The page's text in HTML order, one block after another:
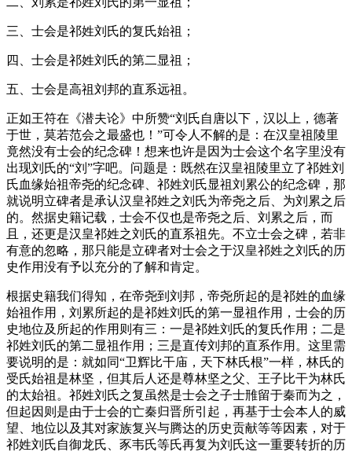
三、士会是祁姓刘氏的复氏始祖；
四、士会是祁姓刘氏的第二显祖；
五、士会是高祖刘邦的直系远祖。
正如王符在《潜夫论》中所赞“刘氏自唐以下，汉以上，德著
于世，莫若范会之最盛也！”可令人不解的是：在汉皇祖陵里
竟然没有士会的纪念碑！想来也许是因为士会这个名字里没有
出现刘氏的“刘”字吧。问题是：既然在汉皇祖陵里立了祁姓刘
氏血缘始祖帝尧的纪念碑、祁姓刘氏显祖刘累公的纪念碑，那
就说明立碑者是承认汉皇祁姓之刘氏为帝尧之后、为刘累之后
的。然据史籍记载，士会不仅也是帝尧之后、刘累之后，而
且，还更是汉皇祁姓之刘氏的直系祖先。不立士会之碑，若非
有意的忽略，那只能是立碑者对士会之于汉皇祁姓之刘氏的历
史作用没有予以充分的了解和肯定。
根据史籍我们得知，在帝尧到刘邦，帝尧所起的是祁姓的血缘
始祖作用，刘累所起的是祁姓刘氏的第一显祖作用，士会的历
史地位及所起的作用则有三：一是祁姓刘氏的复氏作用；二是
祁姓刘氏的第二显祖作用；三是直传刘邦的直系作用。这里需
要说明的是：就如同“卫辉比干庙，天下林氏根”一样，林氏的
受氏始祖是林坚，但其后人还是尊林坚之父、王子比干为林氏
的太始祖。祁姓刘氏之复虽然是士会之子士雃留于秦而为之，
但起因则是由于士会的亡秦归晋所引起，再基于士会本人的威
望、地位以及其对家族复兴与腾达的历史贡献等等因素，对于
祁姓刘氏自御龙氏、豕韦氏等氏再复为刘氏这一重要转折的历